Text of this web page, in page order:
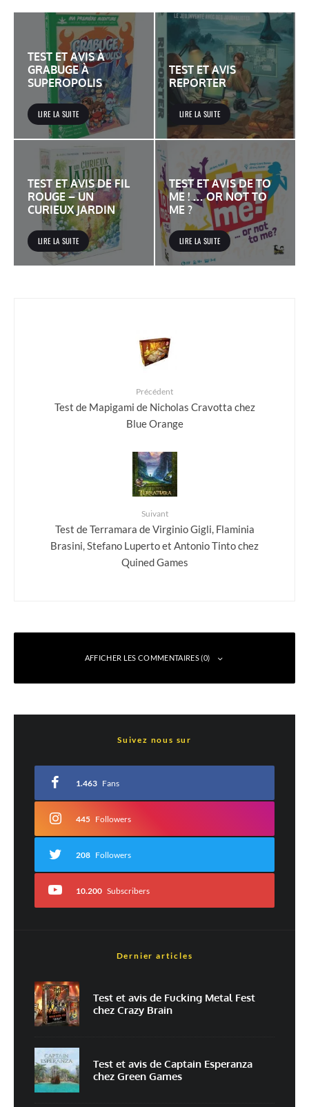
TEST ET AVIS À
GRABUGE À
SUPEROPOLIS
LIRE LA SUITE
TEST ET AVIS
REPORTER
LIRE LA SUITE
TEST ET AVIS DE FIL
ROUGE – UN
CURIEUX JARDIN
LIRE LA SUITE
TEST ET AVIS DE TO
ME ! … OR NOT TO
ME ?
LIRE LA SUITE
Précédent
Test de Mapigami de Nicholas Cravotta chez
Blue Orange
Suivant
Test de Terramara de Virginio Gigli, Flaminia
Brasini, Stefano Luperto et Antonio Tinto chez
Quined Games
AFFICHER LES COMMENTAIRES (0)
*
Commentaire*
Non Oui
*
E-mail* Site web
Suivez nous sur
1.463 Fans
445 Followers
208 Followers
10.200 Subscribers
Dernier articles
Test et avis de Fucking Metal Fest
chez Crazy Brain
Test et avis de Captain Esperanza
chez Green Games